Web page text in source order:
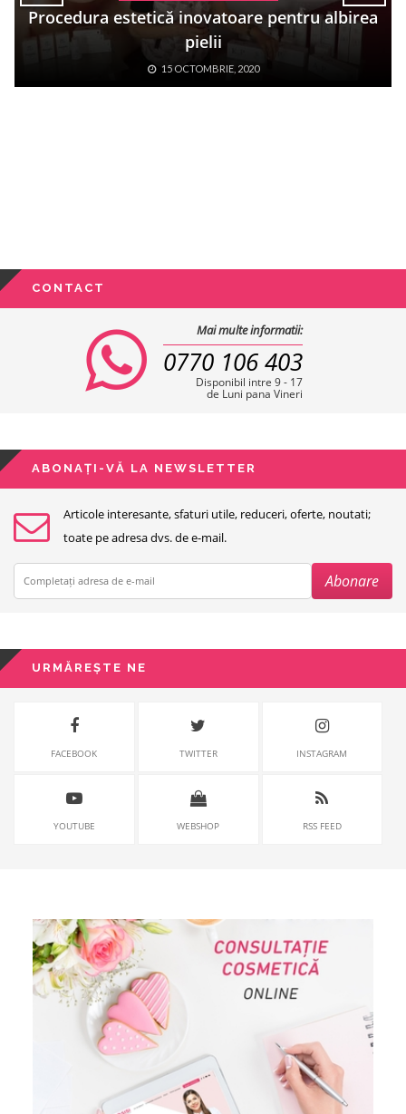
Procedura estetică inovatoare pentru albirea
pielii
15 OCTOMBRIE, 2020
CONTACT
Mai multe informatii:
0770 106 403
Disponibil intre 9 - 17
de Luni pana Vineri
ABONAȚI-VĂ LA NEWSLETTER
Articole interesante, sfaturi utile, reduceri, oferte, noutati;
toate pe adresa dvs. de e-mail.
URMĂREȘTE NE
FACEBOOK TWITTER INSTAGRAM
YOUTUBE WEBSHOP RSS FEED